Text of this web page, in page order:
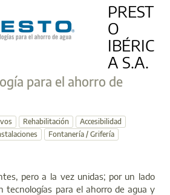
PREST
O
IBÉRIC
A S.A.
para el ahorro de
Rehabilitación
Accesibilidad
Fontanería / Grifería
pero a la vez unidas; por un lado
tecnologías para el ahorro de agua y